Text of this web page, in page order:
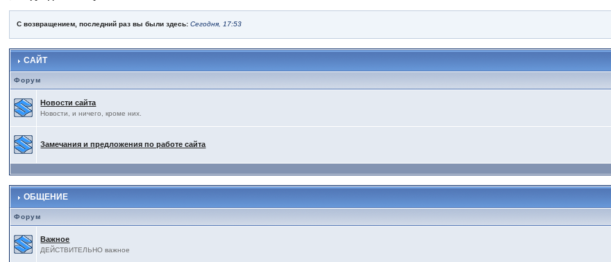
С возвращением, последний раз вы были здесь:Сегодня, 17:53
САЙТ
Форум
Новости сайта
Новости, и ничего, кроме них.
Замечания и предложения по работе сайта
ОБЩЕНИЕ
Форум
Важное
ДЕЙСТВИТЕЛЬНО важное